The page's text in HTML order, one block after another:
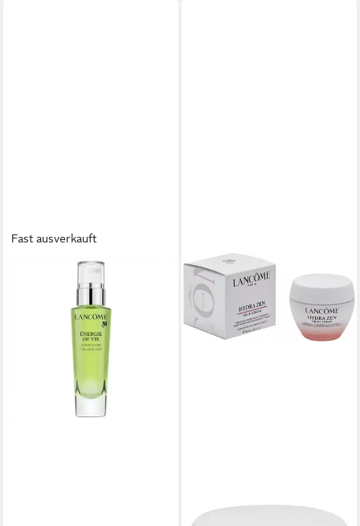
Fast ausverkauft
Tagescreme Lancôme
Energie De Vie Liquid Care
(1.239,67 €/ 1 l)
lieferbar in 3 Wochen